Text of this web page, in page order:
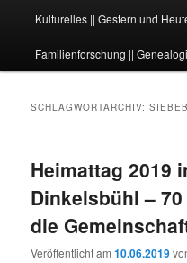
Kulturelles || Gestern und
Familienforschung ||
SCHLAGWORTARCHIV:
Heimattag 2019
Dinkelsbühl –
die
Veröffentlicht am10.06.2019